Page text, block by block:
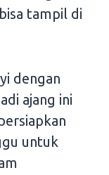
tampil di
dengan
ajang ini
untuk